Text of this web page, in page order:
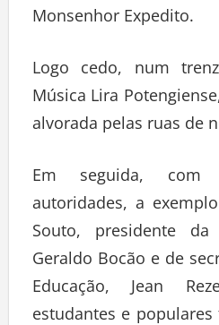
Monsenhor Expedito.
Logo cedo, num
Música Lira
alvorada pelas ruas de
Em seguida,
autoridades, a
Souto, presidente da
Geraldo Bocão e de
Educação, Jean
estudantes e